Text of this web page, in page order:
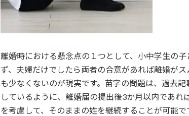
離婚時における懸念点の１つとして、小中学生の
ず、夫婦だけでしたら両者の合意があれば離婚が
も少なくないのが現実です。苗字の問題は、過去記
しているように、離婚届の提出後3か月以内であ
を考慮して、そのままの姓を継続することが可能